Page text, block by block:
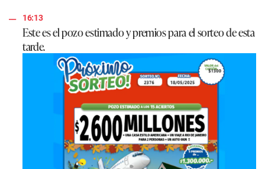
16:13
Este es el pozo estimado y premios para el sorteo de esta
tarde.